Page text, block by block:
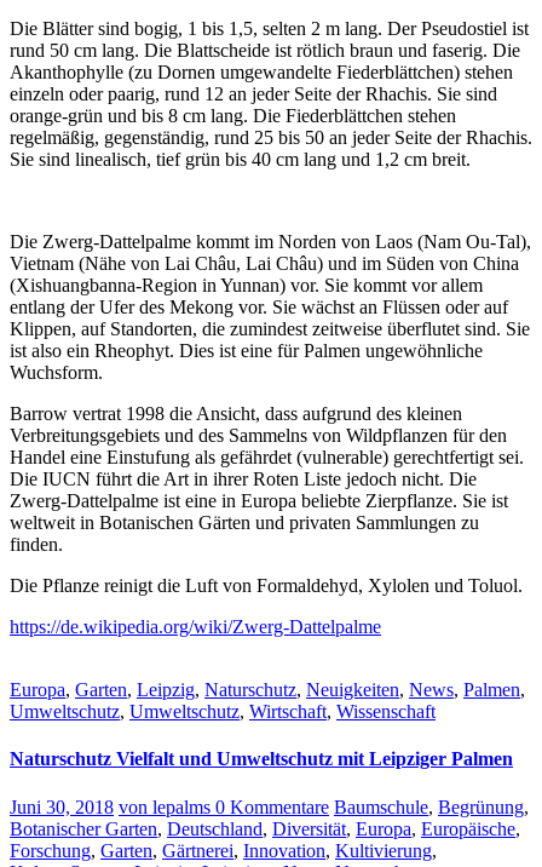
Die Blätter sind bogig, 1 bis 1,5, selten 2 m lang. Der Pseudostiel ist
rund 50 cm lang. Die Blattscheide ist rötlich braun und faserig. Die
Akanthophylle (zu Dornen umgewandelte Fiederblättchen) stehen
einzeln oder paarig, rund 12 an jeder Seite der Rhachis. Sie sind
orange-grün und bis 8 cm lang. Die Fiederblättchen stehen
regelmäßig, gegenständig, rund 25 bis 50 an jeder Seite der Rhachis.
Sie sind linealisch, tief grün bis 40 cm lang und 1,2 cm breit.
Die Zwerg-Dattelpalme kommt im Norden von Laos (Nam Ou-Tal),
Vietnam (Nähe von Lai Châu, Lai Châu) und im Süden von China
(Xishuangbanna-Region in Yunnan) vor. Sie kommt vor allem
entlang der Ufer des Mekong vor. Sie wächst an Flüssen oder auf
Klippen, auf Standorten, die zumindest zeitweise überflutet sind. Sie
ist also ein Rheophyt. Dies ist eine für Palmen ungewöhnliche
Wuchsform.
Barrow vertrat 1998 die Ansicht, dass aufgrund des kleinen
Verbreitungsgebiets und des Sammelns von Wildpflanzen für den
Handel eine Einstufung als gefährdet (vulnerable) gerechtfertigt sei.
Die IUCN führt die Art in ihrer Roten Liste jedoch nicht. Die
Zwerg-Dattelpalme ist eine in Europa beliebte Zierpflanze. Sie ist
weltweit in Botanischen Gärten und privaten Sammlungen zu
finden.
Die Pflanze reinigt die Luft von Formaldehyd, Xylolen und Toluol.
https://de.wikipedia.org/wiki/Zwerg-Dattelpalme
Europa, Garten, Leipzig, Naturschutz, Neuigkeiten, News, Palmen,
Umweltschutz, Umweltschutz, Wirtschaft, Wissenschaft
Naturschutz Vielfalt und Umweltschutz mit Leipziger Palmen
Juni 30, 2018 von lepalms 0 Kommentare Baumschule, Begrünung,
Botanischer Garten, Deutschland, Diversität, Europa, Europäische,
Forschung, Garten, Gärtnerei, Innovation, Kultivierung,